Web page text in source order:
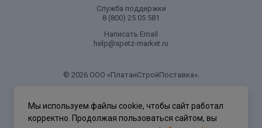
Служба поддержки
8 (800) 25 05 581
Написать Email
help@spetz-market.ru
© 2026 ООО «ПлатанСтройПоставка».
Мы используем файлы cookie, чтобы сайт работал
корректно. Продолжая пользоваться сайтом, вы